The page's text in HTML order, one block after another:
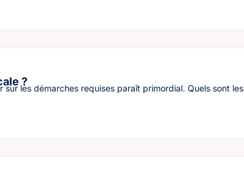
?
les démarches requises paraît primordial. Quels sont les